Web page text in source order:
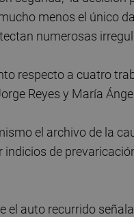
menos el único
numerosas
respecto a cuatro
Reyes y María
el archivo de la
indicios de
el auto recurrido